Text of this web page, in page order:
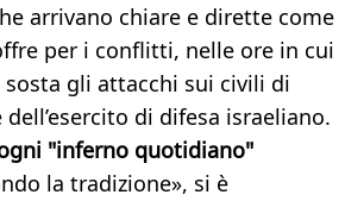
arrivano chiare e dirette come
per i conflitti, nelle ore in cui
sosta gli attacchi sui civili di
di difesa israeliano.
"inferno quotidiano"
la tradizione», si è